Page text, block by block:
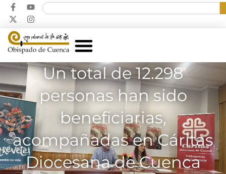
Un total de 12.298
personas han sido
beneficiarias,
acompañadas en Cáritas
Diocesana de Cuenca